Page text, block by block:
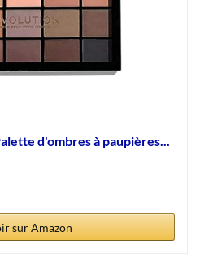
d'ombres à paupières...
sur Amazon